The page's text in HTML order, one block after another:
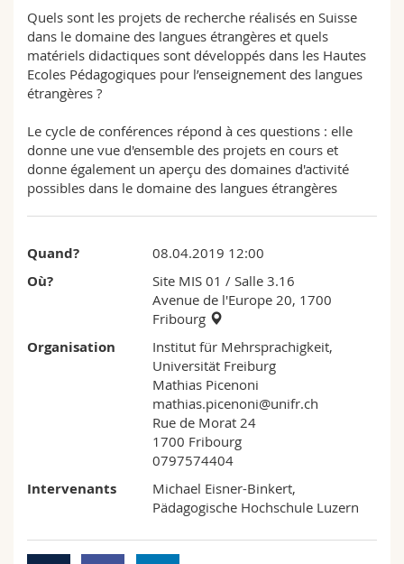
Interfacultaire
Doctorants
Programme des cours
MyUnifr
Quels sont les projets de recherche réalisés en Suisse
dans le domaine des langues étrangères et quels
matériels didactiques sont développés dans les Hautes
Ecoles Pédagogiques pour l’enseignement des langues
étrangères ?
Le cycle de conférences répond à ces questions : elle
donne une vue d'ensemble des projets en cours et
donne également un aperçu des domaines d'activité
possibles dans le domaine des langues étrangères
Quand? 08.04.2019 12:00
Où? Site MIS 01 / Salle 3.16
Avenue de l'Europe 20, 1700
Fribourg
Organisation
Institut für Mehrsprachigkeit,
Universität Freiburg
Mathias Picenoni
mathias.picenoni@unifr.ch
Rue de Morat 24
1700 Fribourg
0797574404
Intervenants
Michael Eisner-Binkert,
Pädagogische Hochschule Luzern